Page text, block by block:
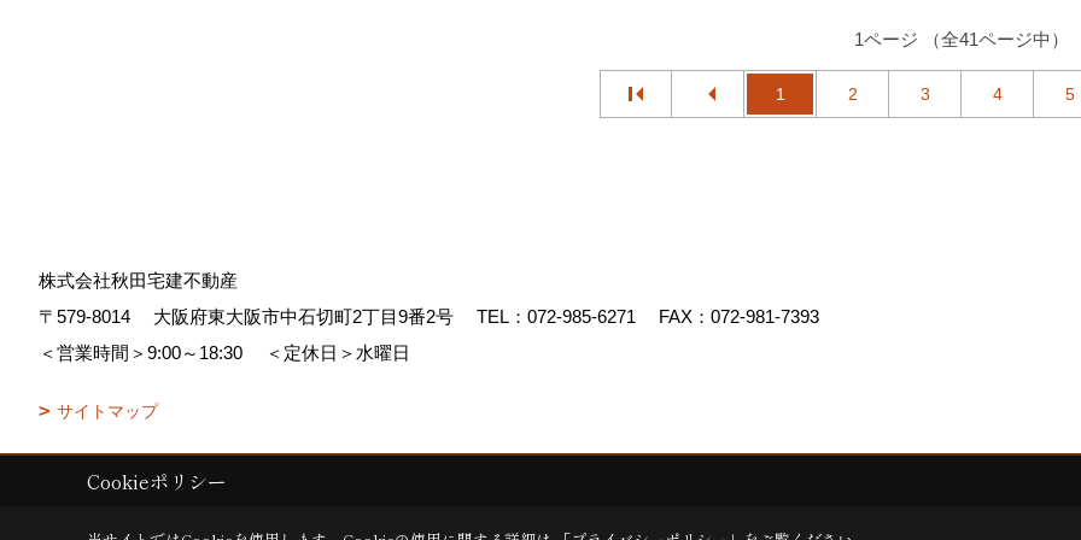
1ページ （全41ページ中）
1 2 3 4 5
株式会社秋田宅建不動産
〒579-8014
大阪府東大阪市中石切町2丁目9番2号 TEL： 072-985-6271
FAX：072-981-7393
＜営業時間＞9:00～18:30
＜定休日＞水曜日
サイトマップ
Copyright (c) AKITA TAKKEN FUDOUSAN Co.,Ltd. All Rights Reserved.
Cookieポリシー